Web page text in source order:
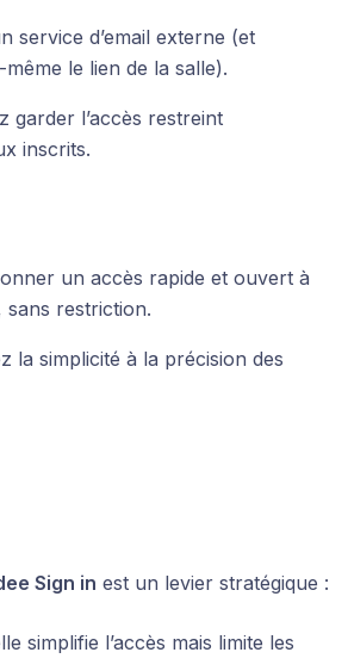
service d’email externe (et
le lien de la salle).
garder l’accès restreint
inscrits.
un accès rapide et ouvert à
restriction.
la simplicité à la précision des
Sign in est un levier stratégique :
simplifie l’accès mais limite les